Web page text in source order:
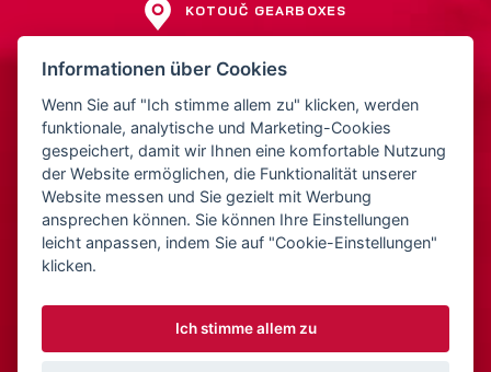
KOTOUČ GEARBOXES
Jiří Kotouč
Přerovská 561
Tschechien
IČ: 15522211
DIČ: CZ5810221252
Informationen über Cookies
Wenn Sie auf "Ich stimme allem zu" klicken, werden
funktionale, analytische und Marketing-Cookies
gespeichert, damit wir Ihnen eine komfortable Nutzung
der Website ermöglichen, die Funktionalität unserer
Website messen und Sie gezielt mit Werbung
ansprechen können. Sie können Ihre Einstellungen
leicht anpassen, indem Sie auf "Cookie-Einstellungen"
klicken.
Ich stimme allem zu